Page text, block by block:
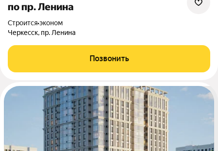
по пр. Ленина
Строится•эконом
Черкесск, пр. Ленина
Позвонить